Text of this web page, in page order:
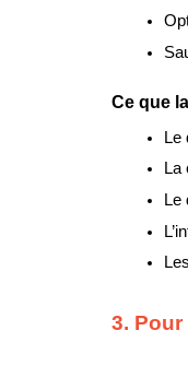
Ce que
Le
La
Le
3.